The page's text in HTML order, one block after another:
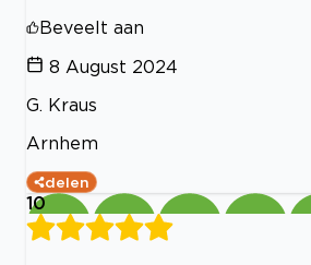
Beveelt aan
8 August 2024
G. Kraus
Arnhem
delen
10